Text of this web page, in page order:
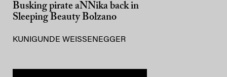
Busking pirate aNNika back in
Sleeping Beauty Bolzano
KUNIGUNDE WEISSENEGGER